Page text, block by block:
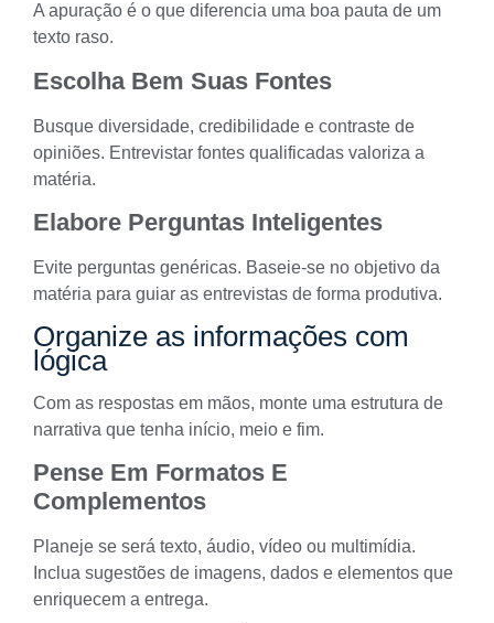
A apuração é o que diferencia uma boa pauta de um
texto raso.
Escolha Bem Suas Fontes
Busque diversidade, credibilidade e contraste de
opiniões. Entrevistar fontes qualificadas valoriza a
matéria.
Elabore Perguntas Inteligentes
Evite perguntas genéricas. Baseie-se no objetivo da
matéria para guiar as entrevistas de forma produtiva.
Organize as informações com
lógica
Com as respostas em mãos, monte uma estrutura de
narrativa que tenha início, meio e fim.
Pense Em Formatos E
Complementos
Planeje se será texto, áudio, vídeo ou multimídia.
Inclua sugestões de imagens, dados e elementos que
enriquecem a entrega.